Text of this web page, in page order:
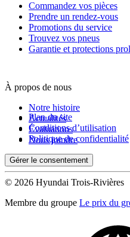
De 5 000 $ à 100 000 $
Paiement hebdo
Kilométrage
De 0 km à 500 000 km
Commandez vos pièces
Prendre un rendez-vous
Promotions du service
Trouvez vos pneus
Garantie et protections
À propos de nous
Notre histoire
Actualités
Évaluations
Nous joindre
Plan du site
Conditions d’utilisation
Politique de confidentialité
Gérer le consentement
© 2026 Hyundai Trois-Rivières
Membre du groupe Le prix du